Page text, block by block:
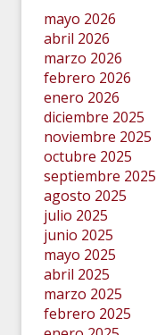
mayo 2026
abril 2026
marzo 2026
febrero 2026
enero 2026
diciembre 2025
noviembre 2025
octubre 2025
septiembre 2025
agosto 2025
julio 2025
junio 2025
mayo 2025
abril 2025
marzo 2025
febrero 2025